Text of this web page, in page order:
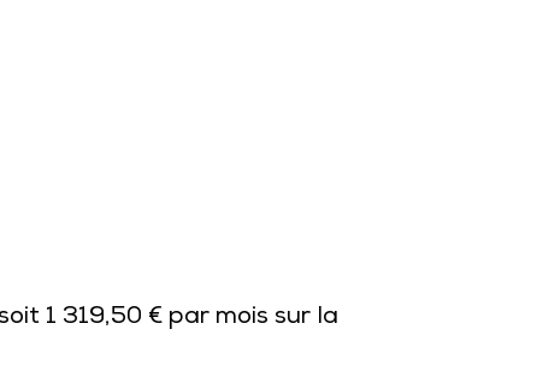
1 319,50 € par mois sur la